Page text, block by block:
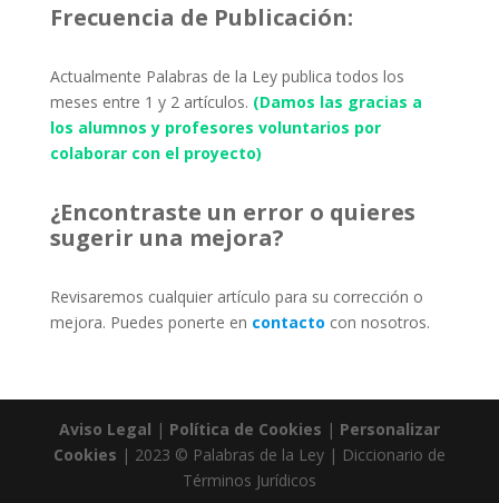
Frecuencia de Publicación:
Actualmente Palabras de la Ley publica todos los
meses entre 1 y 2 artículos. (Damos las gracias a
los alumnos y profesores voluntarios por
colaborar con el proyecto)
¿Encontraste un error o quieres
sugerir una mejora?
Revisaremos cualquier artículo para su corrección o
mejora. Puedes ponerte en contacto con nosotros.
Aviso Legal | Política de Cookies | Personalizar
Cookies | 2023 © Palabras de la Ley | Diccionario de
Términos Jurídicos